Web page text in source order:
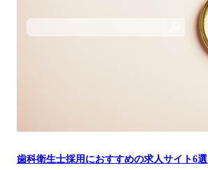
歯科衛生士採用におすすめの求人サイト6選